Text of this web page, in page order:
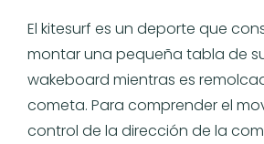
El kitesurf es un deporte que
montar una pequeña tabla de
wakeboard mientras es
cometa. Para comprender el
control de la dirección de la